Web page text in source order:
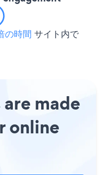
の時間 サイト内で
made
online